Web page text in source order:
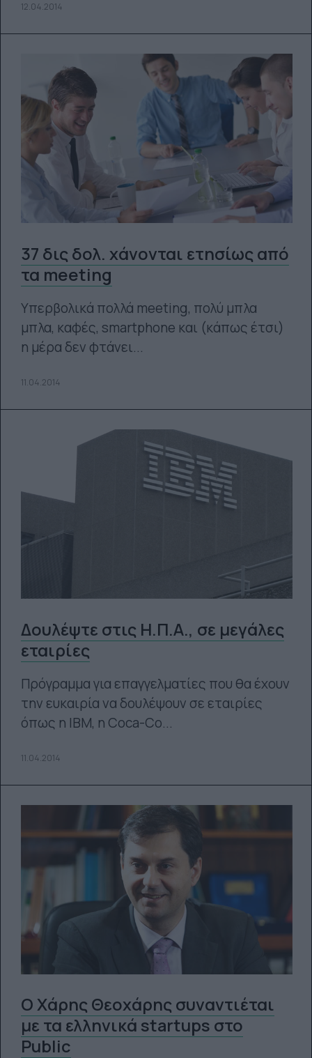
12.04.2014
37 δις δολ. χάνονται ετησίως από
τα meeting
Υπερβολικά πολλά meeting, πολύ μπλα
μπλα, καφές, smartphone και (κάπως έτσι)
η μέρα δεν φτάνει...
11.04.2014
Δουλέψτε στις Η.Π.Α., σε μεγάλες
εταιρίες
Πρόγραμμα για επαγγελματίες που θα έχουν
την ευκαιρία να δουλέψουν σε εταιρίες
όπως η IBM, η Coca-Co...
11.04.2014
Ο Χάρης Θεοχάρης συναντιέται
με τα ελληνικά startups στο
Public